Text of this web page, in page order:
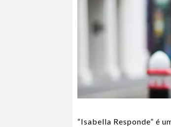
“Isabella Responde” é